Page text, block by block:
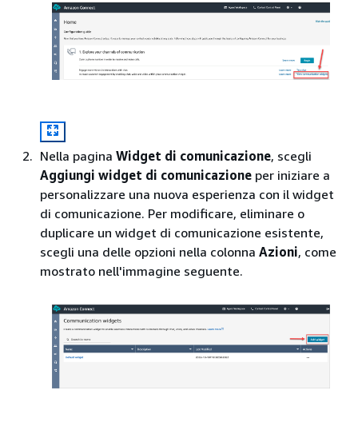
Nella pagina Widget di comunicazione, scegli
Aggiungi widget di comunicazione per iniziare a
personalizzare una nuova esperienza con il widget
di comunicazione. Per modificare, eliminare o
duplicare un widget di comunicazione esistente,
scegli una delle opzioni nella colonna Azioni, come
mostrato nell'immagine seguente.